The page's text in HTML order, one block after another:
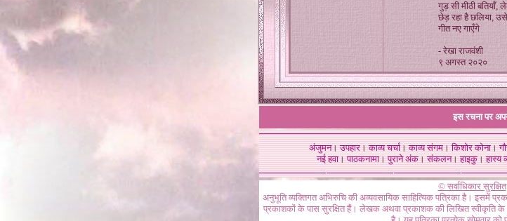
गुड़ सी मीठी बतियाँ,
छेड़ रहा है छलिया,
गीत नए गाएँगे
- रेखा राजवंशी
९ अगस्त २०२०
इस रचना पर
अंजुमन।उपहार।काव्य चर्चा।काव्य संगम।किशोर कोना।
नई हवा। पाठकनामा। पुराने अंक। संकलन। हाइकु। हास्य
© सर्वाधिकार सुरक्षित
अनुभूति व्यक्तिगत अभिरुचि की अव्यवसायिक साहित्यिक पत्रिका है। इसमें
प्रकाशकों के पास सुरक्षित हैं। लेखक अथवा प्रकाशक की लिखित स्वीकृति के